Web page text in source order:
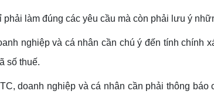
làm đúng các yêu cầu mà còn phải lưu ý
nghiệp và cá nhân cần chú ý đến tính chính
số thuế.
doanh nghiệp và cá nhân cần phải thông